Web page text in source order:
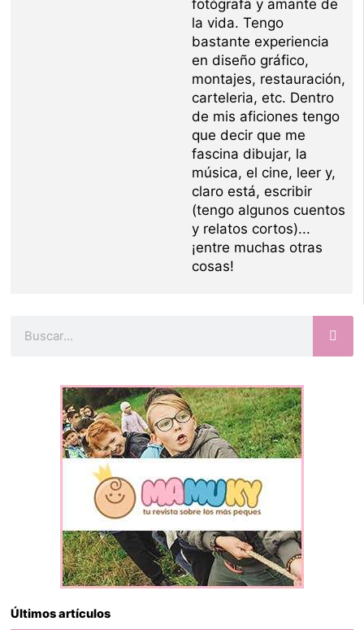
fotógrafa y amante de
la vida. Tengo
bastante experiencia
en diseño gráfico,
montajes, restauración,
carteleria, etc. Dentro
de mis aficiones tengo
que decir que me
fascina dibujar, la
música, el cine, leer y,
claro está, escribir
(tengo algunos cuentos
y relatos cortos)...
¡entre muchas otras
cosas!
Últimos artículos